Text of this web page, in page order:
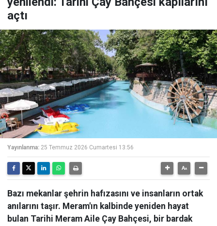
açtı
Yayınlanma: 25 Temmuz 2026 Cumartesi 13:56
Bazı mekanlar şehrin hafızasını ve insanların ortak
anılarını taşır. Meram'ın kalbinde yeniden hayat
bulan Tarihi Meram Aile Çay Bahçesi, bir bardak